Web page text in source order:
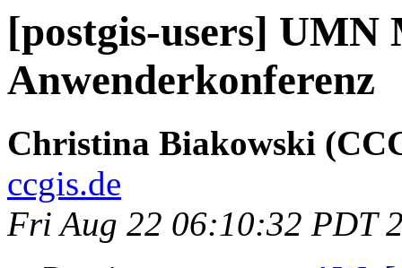
[postgis-users] UMN
Anwenderkonferenz
Christina Biakowski
ccgis.de
Fri Aug 22 06:10:32 PDT